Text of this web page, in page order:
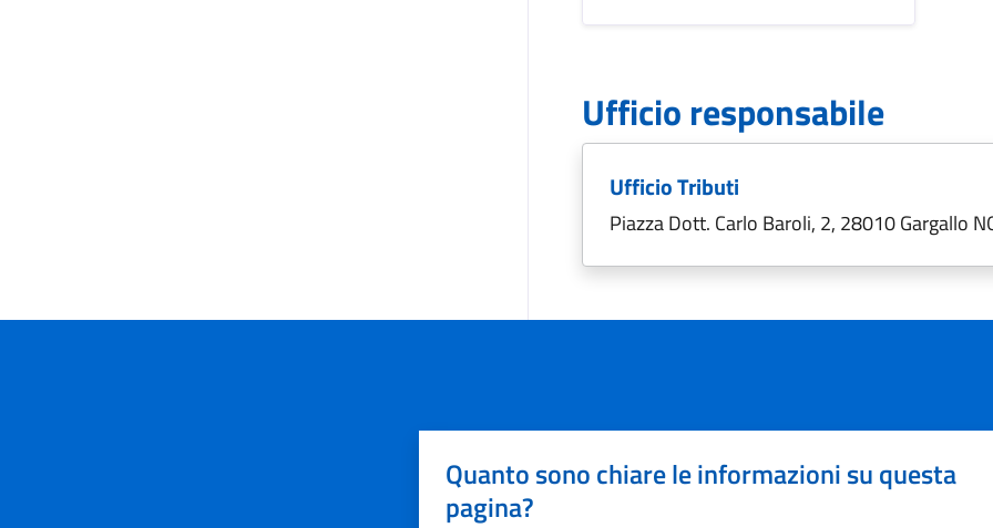
Ufficio responsabile
Ufficio Tributi
Piazza Dott. Carlo Baroli, 2, 28010 Gargallo
Quanto sono chiare le informazioni su questa
pagina?